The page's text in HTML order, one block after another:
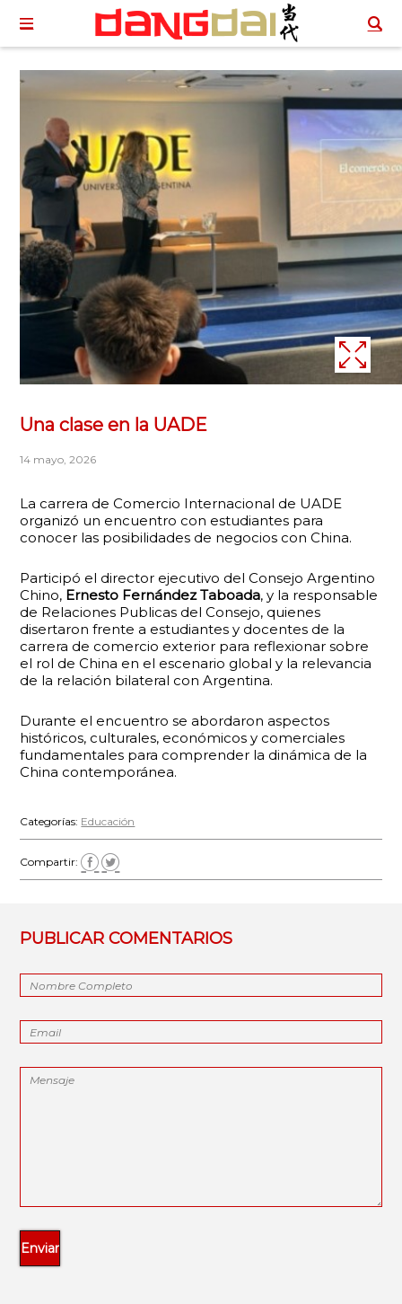
Una clase en la UADE
14 mayo, 2026
La carrera de Comercio Internacional de UADE
organizó un encuentro con estudiantes para
conocer las posibilidades de negocios con China.
Participó el director ejecutivo del Consejo Argentino
Chino, Ernesto Fernández Taboada, y la responsable
de Relaciones Publicas del Consejo, quienes
disertaron frente a estudiantes y docentes de la
carrera de comercio exterior para reflexionar sobre
el rol de China en el escenario global y la relevancia
de la relación bilateral con Argentina.
Durante el encuentro se abordaron aspectos
históricos, culturales, económicos y comerciales
fundamentales para comprender la dinámica de la
China contemporánea.
Categorías: Educación
Compartir:
PUBLICAR COMENTARIOS